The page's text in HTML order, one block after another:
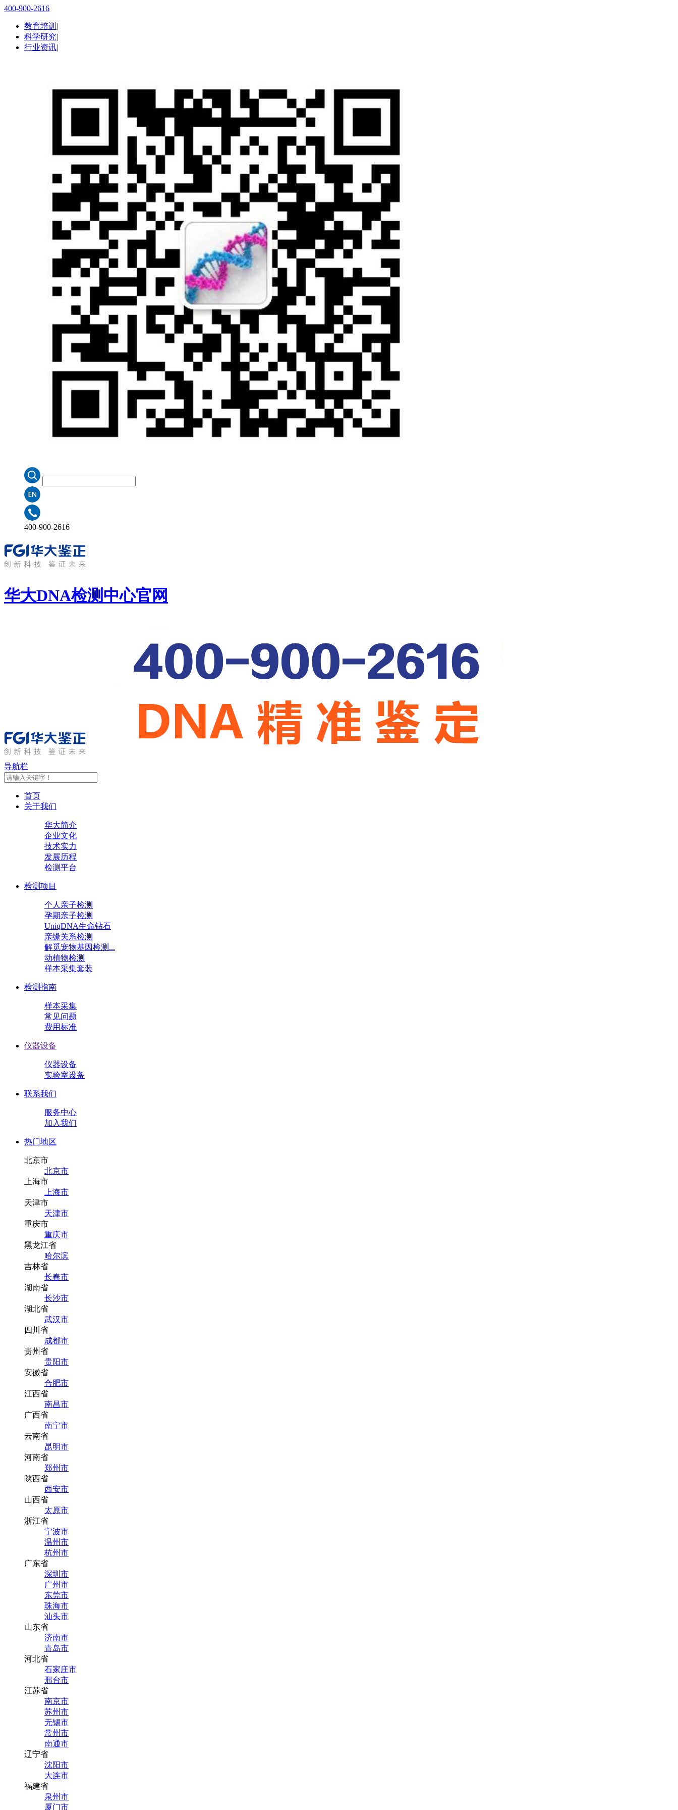
400-900-2616
教育培训 |
科学研究|
行业资讯|
400-900-2616
华大DNA检测中心官网
导航栏
首页
关于我们
华大简介
企业文化
技术实力
发展历程
检测平台
检测项目
个人亲子检测
孕期亲子检测
UniqDNA生命钻石
亲缘关系检测
解觅宠物基因检测...
动植物检测
样本采集套装
检测指南
样本采集
常见问题
费用标准
仪器设备
仪器设备
实验室设备
联系我们
服务中心
加入我们
热门地区
北京市
北京市
上海市
上海市
天津市
天津市
重庆市
重庆市
黑龙江省
哈尔滨
吉林省
长春市
湖南省
长沙市
湖北省
武汉市
四川省
成都市
贵州省
贵阳市
安徽省
合肥市
江西省
南昌市
广西省
南宁市
云南省
昆明市
河南省
郑州市
陕西省
西安市
山西省
太原市
浙江省
宁波市
温州市
杭州市
广东省
深圳市
广州市
东莞市
珠海市
汕头市
山东省
济南市
青岛市
河北省
石家庄市
邢台市
江苏省
南京市
苏州市
无锡市
常州市
南通市
辽宁省
沈阳市
大连市
福建省
泉州市
厦门市